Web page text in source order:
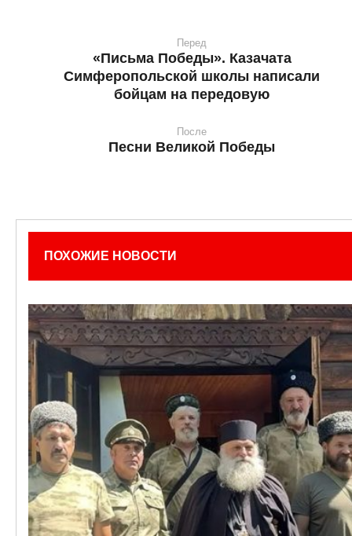
Перед
«Письма Победы». Казачата
Симферопольской школы написали
бойцам на передовую
После
Песни Великой Победы
ПОХОЖИЕ НОВОСТИ